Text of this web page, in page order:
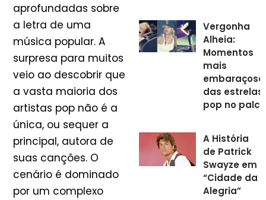
aprofundadas sobre
a letra de uma
música popular. A
surpresa para muitos
veio ao descobrir que
a vasta maioria dos
artistas pop não é a
única, ou sequer a
principal, autora de
suas canções. O
cenário é dominado
por um complexo
Vergonha
Alheia:
Momentos
mais
das estrelas
pop no palco
A História
de Patrick
Swayze em
“Cidade da
Alegria”